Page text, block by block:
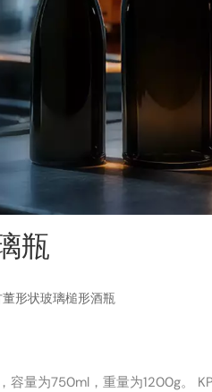
瓶
形状玻璃槌形酒瓶
容量为750ml，重量为1200g。